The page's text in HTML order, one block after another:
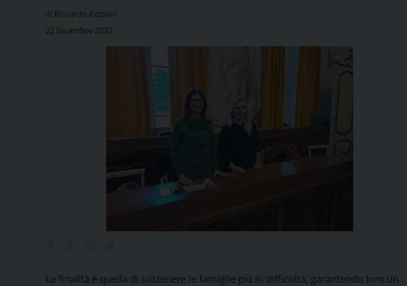
di Riccardo Azzolini
22 Dicembre 2022
La finalità è quella di sostenere le famiglie più in difficoltà, garantendo loro un